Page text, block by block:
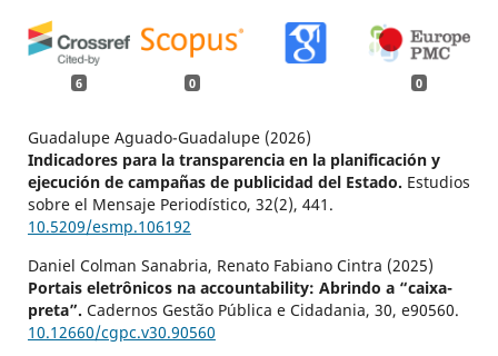
6 0 0
Guadalupe Aguado-Guadalupe (2026)
Indicadores para la transparencia en la planificación y
ejecución de campañas de publicidad del Estado. Estudios
sobre el Mensaje Periodístico, 32(2), 441.
10.5209/esmp.106192
Daniel Colman Sanabria, Renato Fabiano Cintra (2025)
Portais eletrônicos na accountability: Abrindo a “caixa-
preta”. Cadernos Gestão Pública e Cidadania, 30, e90560.
10.12660/cgpc.v30.90560